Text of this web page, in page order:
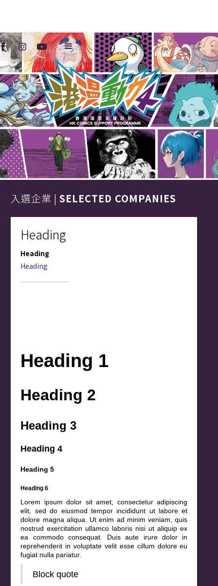
入選企業 |SELECTED COMPANIES
Heading
Heading
Heading
Heading 1
Heading 2
Heading 3
Heading 4
Heading 5
Heading 6
Lorem ipsum dolor sit amet, consectetur adipiscing
elit, sed do eiusmod tempor incididunt ut labore et
dolore magna aliqua. Ut enim ad minim veniam, quis
nostrud exercitation ullamco laboris nisi ut aliquip ex
ea commodo consequat. Duis aute irure dolor in
reprehenderit in voluptate velit esse cillum dolore eu
fugiat nulla pariatur.
Block quote